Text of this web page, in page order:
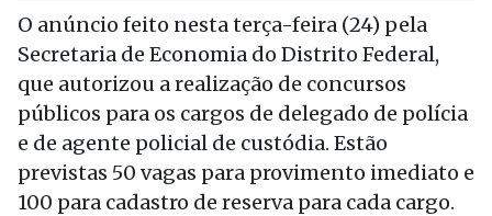
O anúncio feito nesta terça-feira (24) pela
Secretaria de Economia do Distrito Federal,
que autorizou a realização de concursos
públicos para os cargos de delegado de polícia
e de agente policial de custódia. Estão
previstas 50 vagas para provimento imediato e
100 para cadastro de reserva para cada cargo.